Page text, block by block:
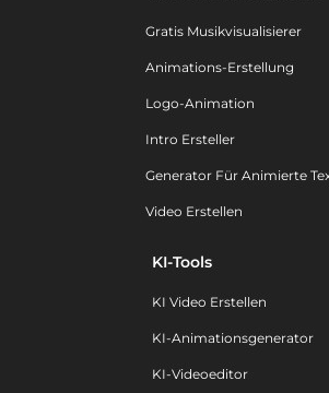
Gratis Musikvisualisierer
Animations-Erstellung
Logo-Animation
Intro Ersteller
Generator Für Animierte
Video Erstellen
KI-Tools
KI Video Erstellen
KI-Animationsgenerator
KI-Videoeditor